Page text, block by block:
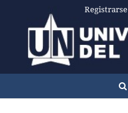
Registrarse